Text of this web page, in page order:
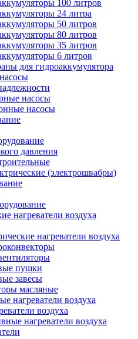
100 литров
24 литра
50 литров
80 литров
35 литров
6 литров
для гидроаккумулятора
насосы
насосы
давления
(электрошвабры)
нагреватели воздуха
нагреватели воздуха
пушки
завесы
масляные
нагреватели воздуха
воздуха
нагреватели воздуха